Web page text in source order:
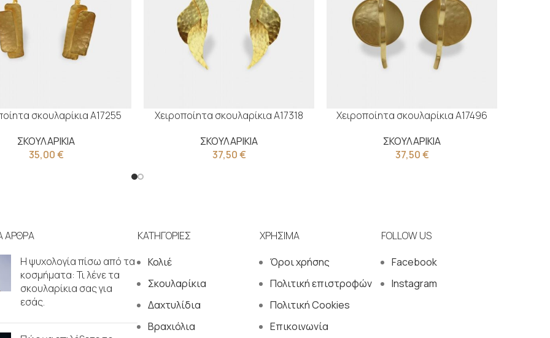
σκουλαρίκια Α17255
ΣΚΟΥΛΑΡΙΚΙΑ
35,00€
Χειροποίητα σκουλαρίκια Α17318
ΣΚΟΥΛΑΡΙΚΙΑ
37,50€
Χειροποίητα σκουλαρίκια Α17496
ΣΚΟΥΛΑΡΙΚΙΑ
37,50€
ΑΡΘΡΑ
Η ψυχολογία πίσω από τα
κοσμήματα: Τι λένε τα
σκουλαρίκια σας για
εσάς.
ΚΑΤΗΓΟΡΙΕΣ
Κολιέ
Σκουλαρίκια
Δαχτυλίδια
Βραχιόλια
ΧΡΗΣΙΜΑ
Όροι χρήσης
Πολιτική επιστροφών
Πολιτική Cookies
Επικοινωνία
FOLLOW US
Facebook
Instagram